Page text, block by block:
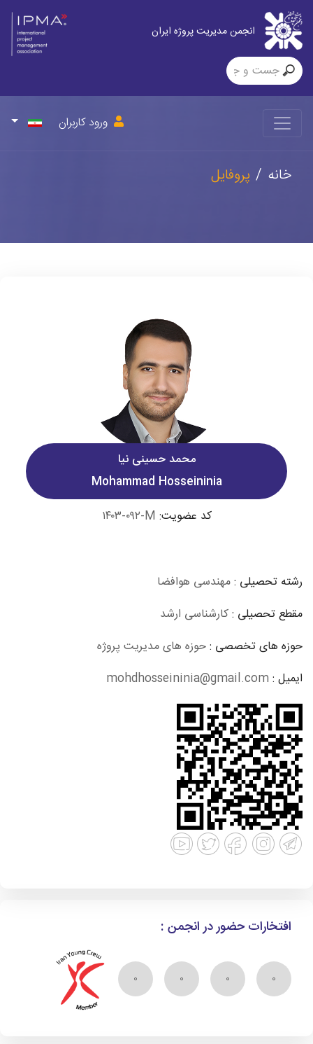
انجمن مدیریت پروژه ایران
ورود کاربران
خانه پروفایل
محمد حسینی نیا
Mohammad Hosseininia
کد عضویت:۱۴۰۳-۰۹۲-M
رشته تحصیلی :مهندسی هوافضا
مقطع تحصیلی :کارشناسی ارشد
حوزه های تخصصی :حوزه های مدیریت پروژه
ایمیل :mohdhosseininia@gmail.com
افتخارات حضور در انجمن :